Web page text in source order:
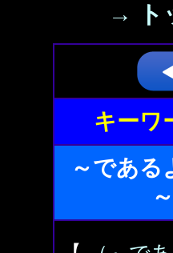
→ ト
キーワ
～である
～